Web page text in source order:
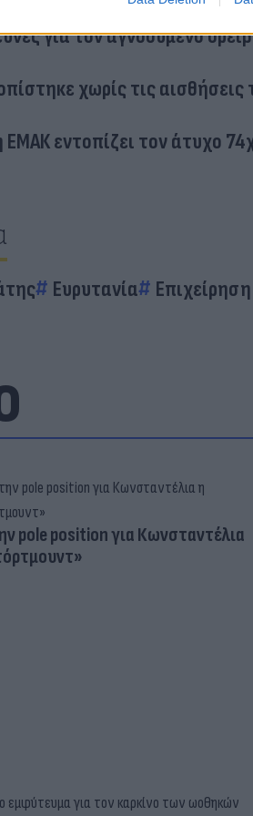
από τον αέρα στη Λαμία -
για τον αγνοούμενο
χωρίς τις
εντοπίζει τον άτυχο
Ευρυτανία
pole position για Κωνσταντέλια